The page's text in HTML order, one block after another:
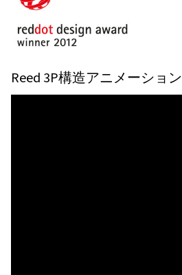
Reed 3P構造アニメーション